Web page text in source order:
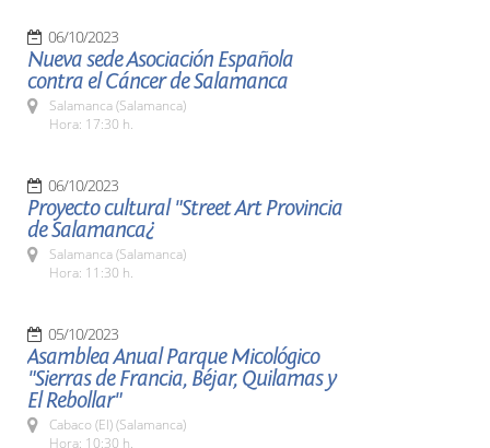
06/10/2023
Nueva sede Asociación Española
contra el Cáncer de Salamanca
Salamanca (Salamanca)
Hora: 17:30 h.
06/10/2023
Proyecto cultural "Street Art Provincia
de Salamanca¿
Salamanca (Salamanca)
Hora: 11:30 h.
05/10/2023
Asamblea Anual Parque Micológico
"Sierras de Francia, Béjar, Quilamas y
El Rebollar"
Cabaco (El) (Salamanca)
Hora: 10:30 h.